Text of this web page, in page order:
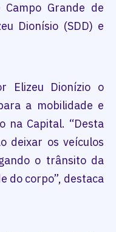
Grande de
Dionísio (SDD) e
Elizeu Dionízio o
a mobilidade e
na Capital. “Desta
deixar os veículos
o trânsito da
do corpo”, destaca